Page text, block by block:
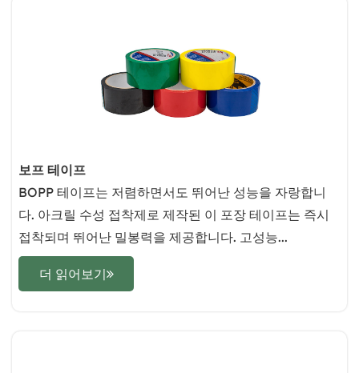
보프 테이프
BOPP 테이프는 저렴하면서도 뛰어난 성능을 자랑합니
다. 아크릴 수성 접착제로 제작된 이 포장 테이프는 즉시
접착되며 뛰어난 밀봉력을 제공합니다. 고성능...
더 읽어보기